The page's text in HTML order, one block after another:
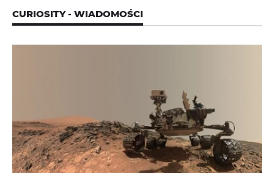
CURIOSITY - WIADOMOŚCI